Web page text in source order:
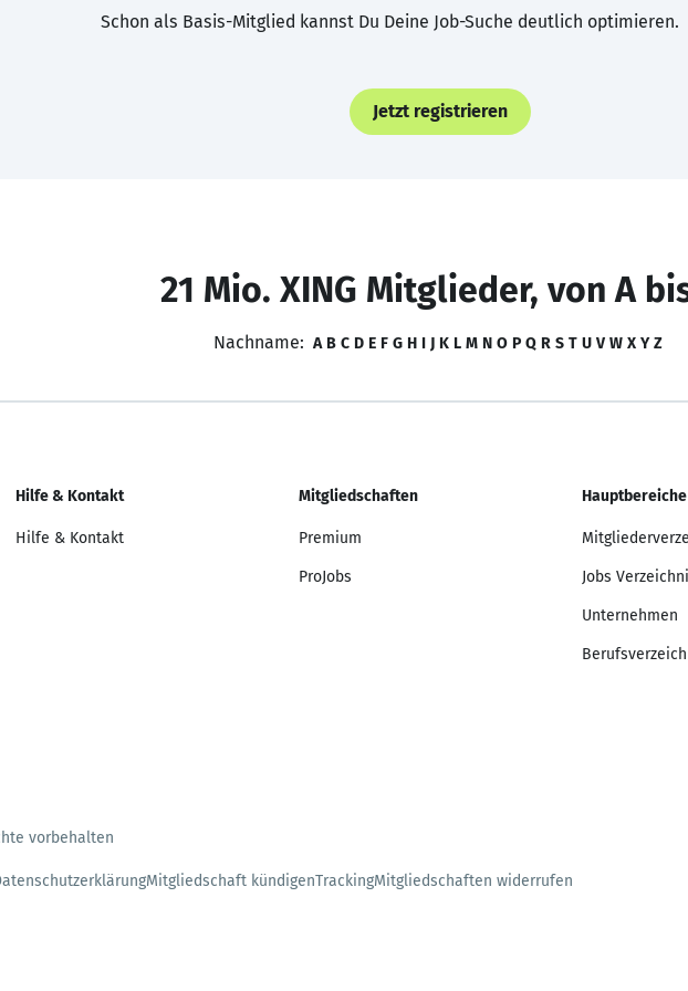
Schon als Basis-Mitglied kannst Du Deine Job-Suche deutlich optimieren.
Jetzt registrieren
21 Mio. XING Mitglieder, von A
Nachname: A B C D E F G H I J K L M N O P Q R S T U V W X Y Z
Hilfe & Kontakt
Hilfe & Kontakt
Mitgliedschaften
Premium
ProJobs
Hauptbereiche
Jobs
Unternehmen
vorbehalten
Mitgliedschaft kündigenTrackingMitgliedschaften widerrufen